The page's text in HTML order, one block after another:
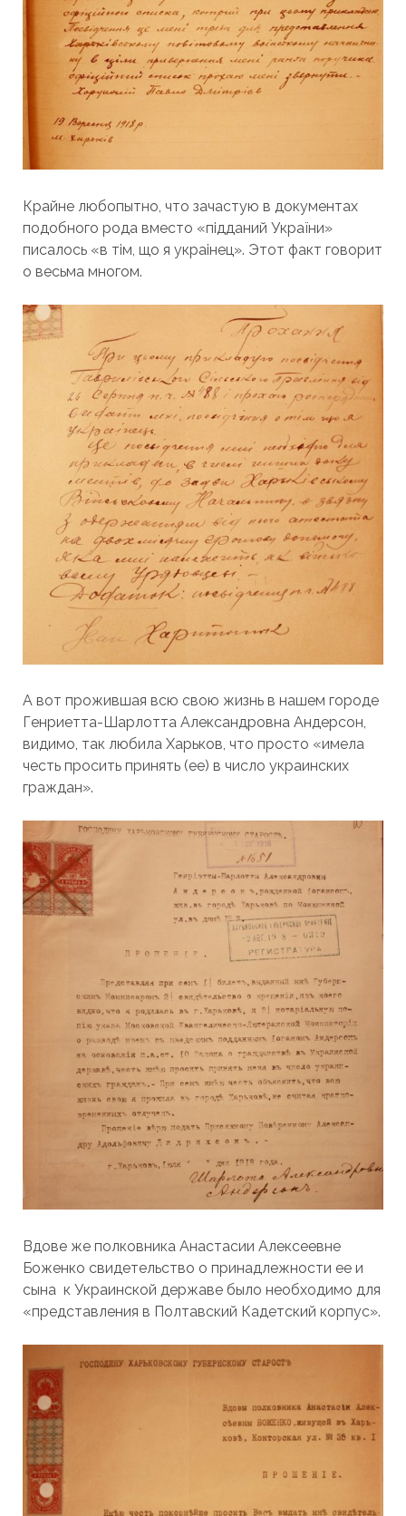
Крайне любопытно, что зачастую в документах
подобного рода вместо «підданий України»
писалось «в тім, що я украінец». Этот факт говорит
о весьма многом.
А вот прожившая всю свою жизнь в нашем городе
Генриетта-Шарлотта Александровна Андерсон,
видимо, так любила Харьков, что просто «имела
честь просить принять (ее) в число украинских
граждан».
Вдове же полковника Анастасии Алексеевне
Боженко свидетельство о принадлежности ее и
сына к Украинской державе было необходимо для
«представления в Полтавский Кадетский корпус».